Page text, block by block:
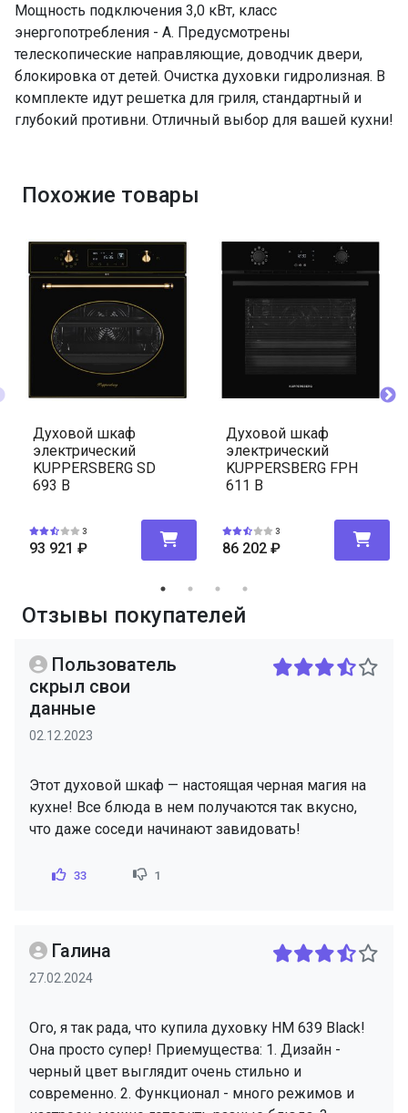
Мощность подключения 3,0 кВт, класс
энергопотребления - A. Предусмотрены
телескопические направляющие, доводчик двери,
блокировка от детей. Очистка духовки гидролизная. В
комплекте идут решетка для гриля, стандартный и
глубокий противни. Отличный выбор для вашей кухни!
Похожие товары
Духовой шкаф
электрический
KUPPERSBERG SD
693 B
3
93 921 ₽
Духовой шкаф
электрический
KUPPERSBERG FPH
611 B
3
86 202 ₽
Отзывы покупателей
Пользователь
скрыл свои
данные
02.12.2023
Этот духовой шкаф — настоящая черная магия на
кухне! Все блюда в нем получаются так вкусно,
что даже соседи начинают завидовать!
33 1
Галина
27.02.2024
Ого, я так рада, что купила духовку HM 639 Black!
Она просто супер! Приемущества: 1. Дизайн -
черный цвет выглядит очень стильно и
современно. 2. Функционал - много режимов и